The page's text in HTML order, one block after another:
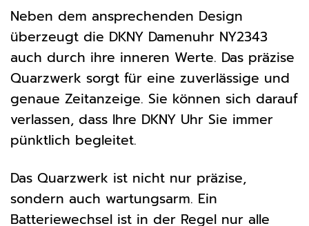
Neben dem ansprechenden Design
überzeugt die DKNY Damenuhr NY2343
auch durch ihre inneren Werte. Das präzise
Quarzwerk sorgt für eine zuverlässige und
genaue Zeitanzeige. Sie können sich darauf
verlassen, dass Ihre DKNY Uhr Sie immer
pünktlich begleitet.
Das Quarzwerk ist nicht nur präzise,
sondern auch wartungsarm. Ein
Batteriewechsel ist in der Regel nur alle